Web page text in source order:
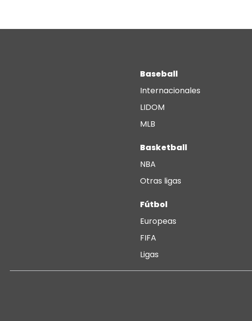
Baseball
Internacionales
LIDOM
MLB
Basketball
NBA
Otras ligas
Fútbol
Europeas
FIFA
Ligas